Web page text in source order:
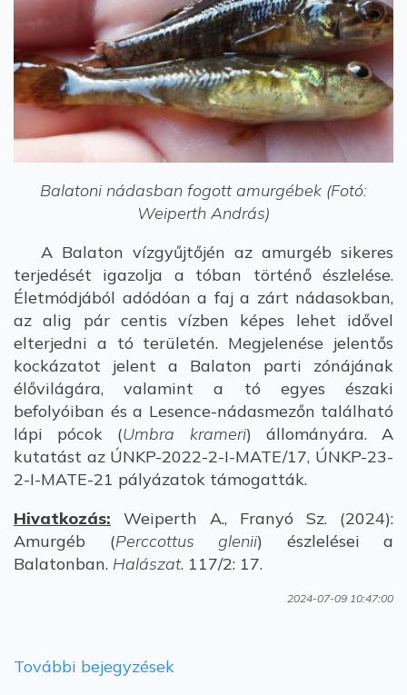
Balatoni nádasban fogott amurgébek (Fotó:
Weiperth András)
A Balaton vízgyűjtőjén az amurgéb sikeres
terjedését igazolja a tóban történő észlelése.
Életmódjából adódóan a faj a zárt nádasokban,
az alig pár centis vízben képes lehet idővel
elterjedni a tó területén. Megjelenése jelentős
kockázatot jelent a Balaton parti zónájának
élővilágára, valamint a tó egyes északi
befolyóiban és a Lesence-nádasmezőn található
lápi pócok (Umbra krameri) állományára. A
kutatást az ÚNKP-2022-2-I-MATE/17, ÚNKP-23-
2-I-MATE-21 pályázatok támogatták.
Hivatkozás: Weiperth A., Franyó Sz. (2024):
Amurgéb (Perccottus glenii) észlelései a
Balatonban. Halászat. 117/2: 17.
2024-07-09 10:47:00
További bejegyzések